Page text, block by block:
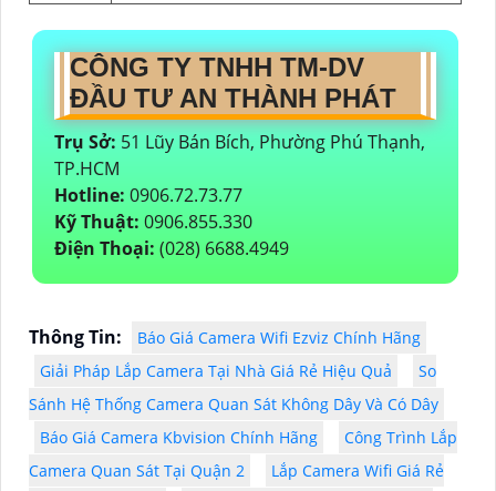
CÔNG TY TNHH TM-DV
ĐẦU TƯ AN THÀNH PHÁT
Trụ Sở: 51 Lũy Bán Bích, Phường Phú Thạnh,
TP.HCM
Hotline: 0906.72.73.77
Kỹ Thuật: 0906.855.330
Điện Thoại: (028) 6688.4949
Thông Tin:
Báo Giá Camera Wifi Ezviz Chính Hãng
Giải Pháp Lắp Camera Tại Nhà Giá Rẻ Hiệu Quả
So
Sánh Hệ Thống Camera Quan Sát Không Dây Và Có Dây
Báo Giá Camera Kbvision Chính Hãng
Công Trình Lắp
Camera Quan Sát Tại Quận 2
Lắp Camera Wifi Giá Rẻ